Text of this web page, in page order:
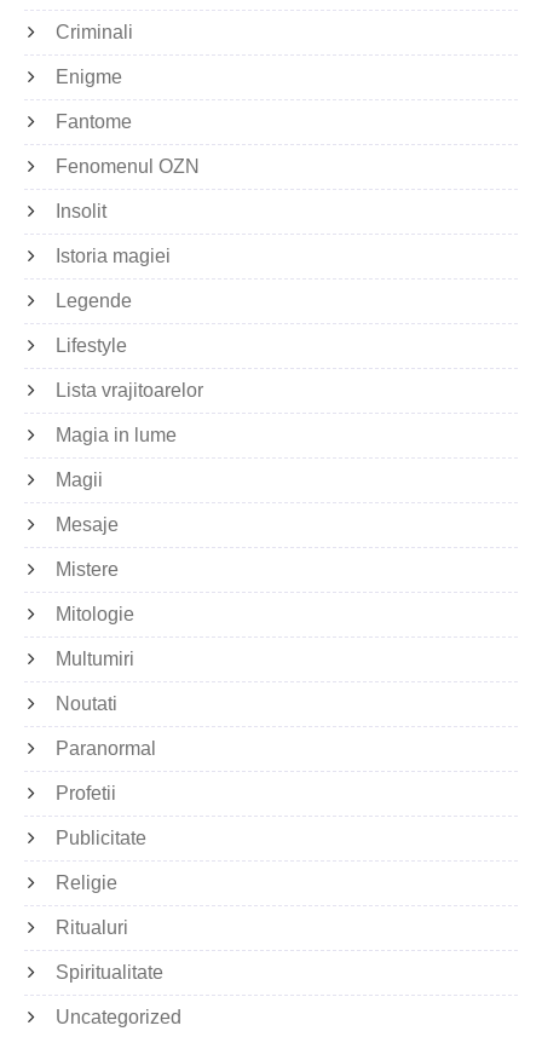
Criminali
Enigme
Fantome
Fenomenul OZN
Insolit
Istoria magiei
Legende
Lifestyle
Lista vrajitoarelor
Magia in lume
Magii
Mesaje
Mistere
Mitologie
Multumiri
Noutati
Paranormal
Profetii
Publicitate
Religie
Ritualuri
Spiritualitate
Uncategorized